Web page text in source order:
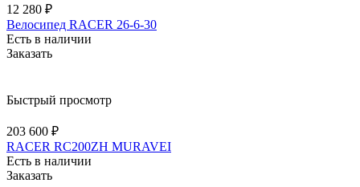
12 280 ₽
Велосипед RACER 26-6-30
Есть в наличии
Заказать
Быстрый просмотр
203 600 ₽
RACER RC200ZH MURAVEI
Есть в наличии
Заказать